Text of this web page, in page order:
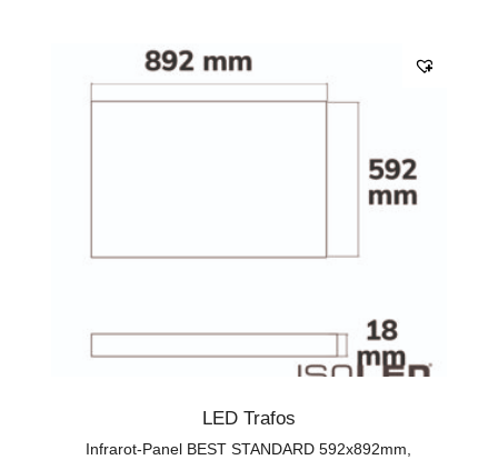
LED Trafos
Infrarot-Panel BEST STANDARD 592x892mm,